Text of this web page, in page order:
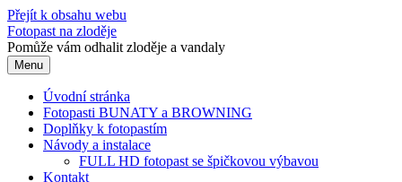
Přejít k obsahu webu
Fotopast na zloděje
Pomůže vám odhalit zloděje a vandaly
Menu
Úvodní stránka
Fotopasti BUNATY a BROWNING
Doplňky k fotopastím
Návody a instalace
FULL HD fotopast se špičkovou výbavou
Kontakt